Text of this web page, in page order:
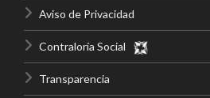
Aviso de Privacidad
Contraloría Social
Transparencia